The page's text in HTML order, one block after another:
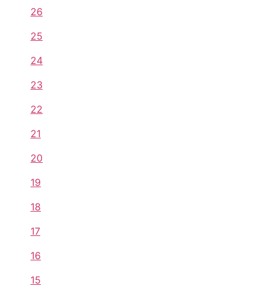
26
25
24
23
22
21
20
19
18
17
16
15